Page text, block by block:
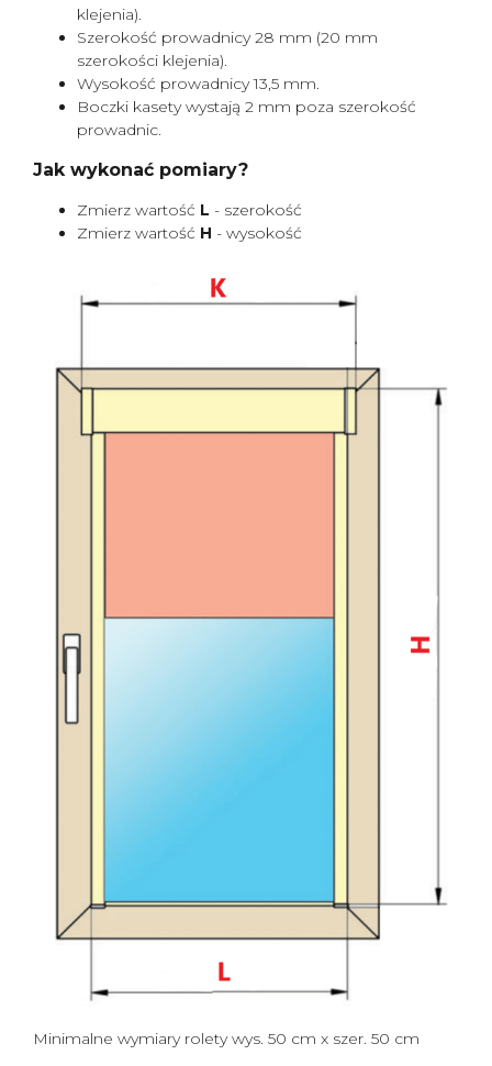
klejenia).
Szerokość prowadnicy 28 mm (20 mm
szerokości klejenia).
Wysokość prowadnicy 13,5 mm.
Boczki kasety wystają 2 mm poza szerokość
prowadnic.
Jak wykonać pomiary?
Zmierz wartość L - szerokość
Zmierz wartość H - wysokość
Minimalne wymiary rolety wys. 50 cm x szer. 50 cm